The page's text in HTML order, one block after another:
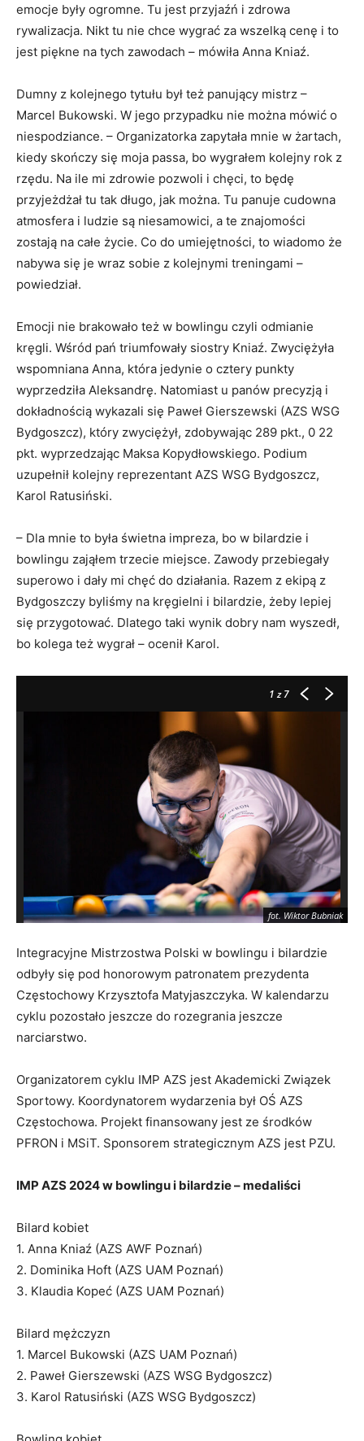
emocje były ogromne. Tu jest przyjaźń i zdrowa
rywalizacja. Nikt tu nie chce wygrać za wszelką cenę i to
jest piękne na tych zawodach – mówiła Anna Kniaź.
Dumny z kolejnego tytułu był też panujący mistrz –
Marcel Bukowski. W jego przypadku nie można mówić o
niespodziance. – Organizatorka zapytała mnie w żartach,
kiedy skończy się moja passa, bo wygrałem kolejny rok z
rzędu. Na ile mi zdrowie pozwoli i chęci, to będę
przyjeżdżał tu tak długo, jak można. Tu panuje cudowna
atmosfera i ludzie są niesamowici, a te znajomości
zostają na całe życie. Co do umiejętności, to wiadomo że
nabywa się je wraz sobie z kolejnymi treningami –
powiedział.
Emocji nie brakowało też w bowlingu czyli odmianie
kręgli. Wśród pań triumfowały siostry Kniaź. Zwyciężyła
wspomniana Anna, która jedynie o cztery punkty
wyprzedziła Aleksandrę. Natomiast u panów precyzją i
dokładnością wykazali się Paweł Gierszewski (AZS WSG
Bydgoszcz), który zwyciężył, zdobywając 289 pkt., 0 22
pkt. wyprzedzając Maksa Kopydłowskiego. Podium
uzupełnił kolejny reprezentant AZS WSG Bydgoszcz,
Karol Ratusiński.
– Dla mnie to była świetna impreza, bo w bilardzie i
bowlingu zająłem trzecie miejsce. Zawody przebiegały
superowo i dały mi chęć do działania. Razem z ekipą z
Bydgoszczy byliśmy na kręgielni i bilardzie, żeby lepiej
się przygotować. Dlatego taki wynik dobry nam wyszedł,
bo kolega też wygrał – ocenił Karol.
1z 7
fot. Wiktor Bubniak
Integracyjne Mistrzostwa Polski w bowlingu i bilardzie
odbyły się pod honorowym patronatem prezydenta
Częstochowy Krzysztofa Matyjaszczyka. W kalendarzu
cyklu pozostało jeszcze do rozegrania jeszcze
narciarstwo.
Organizatorem cyklu IMP AZS jest Akademicki Związek
Sportowy. Koordynatorem wydarzenia był OŚ AZS
Częstochowa. Projekt finansowany jest ze środków
PFRON i MSiT. Sponsorem strategicznym AZS jest PZU.
IMP AZS 2024 w bowlingu i bilardzie – medaliści
Bilard kobiet
1. Anna Kniaź (AZS AWF Poznań)
2. Dominika Hoft (AZS UAM Poznań)
3. Klaudia Kopeć (AZS UAM Poznań)
Bilard mężczyzn
1. Marcel Bukowski (AZS UAM Poznań)
2. Paweł Gierszewski (AZS WSG Bydgoszcz)
3. Karol Ratusiński (AZS WSG Bydgoszcz)